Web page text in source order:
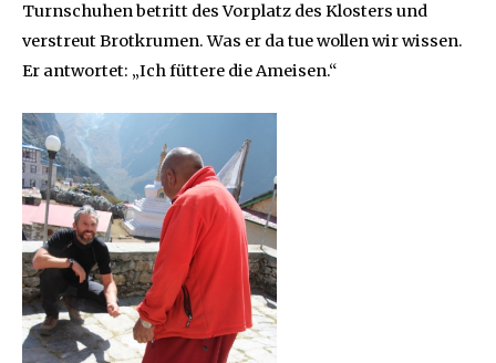
Turnschuhen betritt des Vorplatz des Klosters und
verstreut Brotkrumen. Was er da tue wollen wir wissen.
Er antwortet: „Ich füttere die Ameisen.“